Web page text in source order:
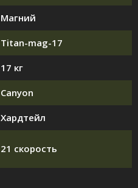
Магний
Titan-mag-17
17 кг
Canyon
Хардтейл
21 скорость